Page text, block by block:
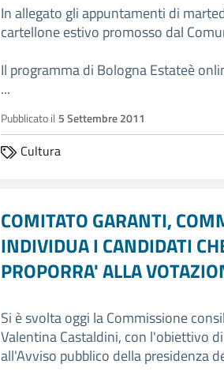
In allegato gli appuntamenti di
cartellone estivo promosso dal
Il programma di Bologna Estateè
...
Pubblicato il 5 Settembre 2011
Cultura
COMITATO GARANTI,
INDIVIDUA I CANDIDATI
PROPORRA' ALLA
Si è svolta oggi la Commissione
Valentina Castaldini, con l'obiettivo
all'Avviso pubblico della presidenza